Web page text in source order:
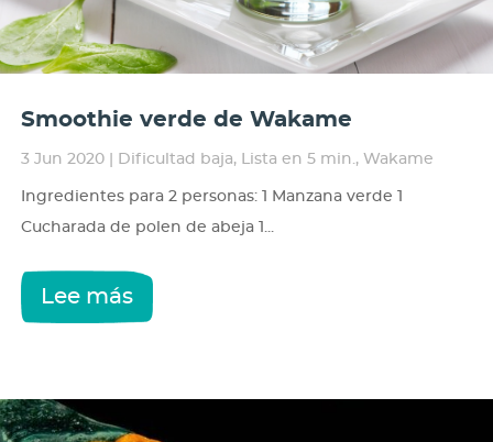
Smoothie verde de Wakame
3 Jun 2020 Dificultad baja, Lista en 5 min. , Wakame
Ingredientes para 2 personas: 1 Manzana verde 1
Cucharada de polen de abeja 1...
Lee más